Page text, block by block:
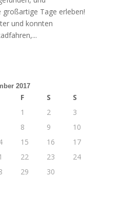
Tage erleben!
und konnten
2017
F S
S
1
2
3
8 9
10
15 16
17
22 23
24
29
30